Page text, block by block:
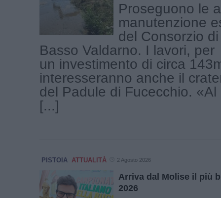
Proseguono le
manutenzione
del Consorzio
Basso Valdarno. I lavori, per
un investimento di circa
interesseranno anche il
del Padule di Fucecchio. «Al
[...]
PISTOIA ATTUALITÀ 2 Agosto 2026
Arriva dal Molise il più
2026